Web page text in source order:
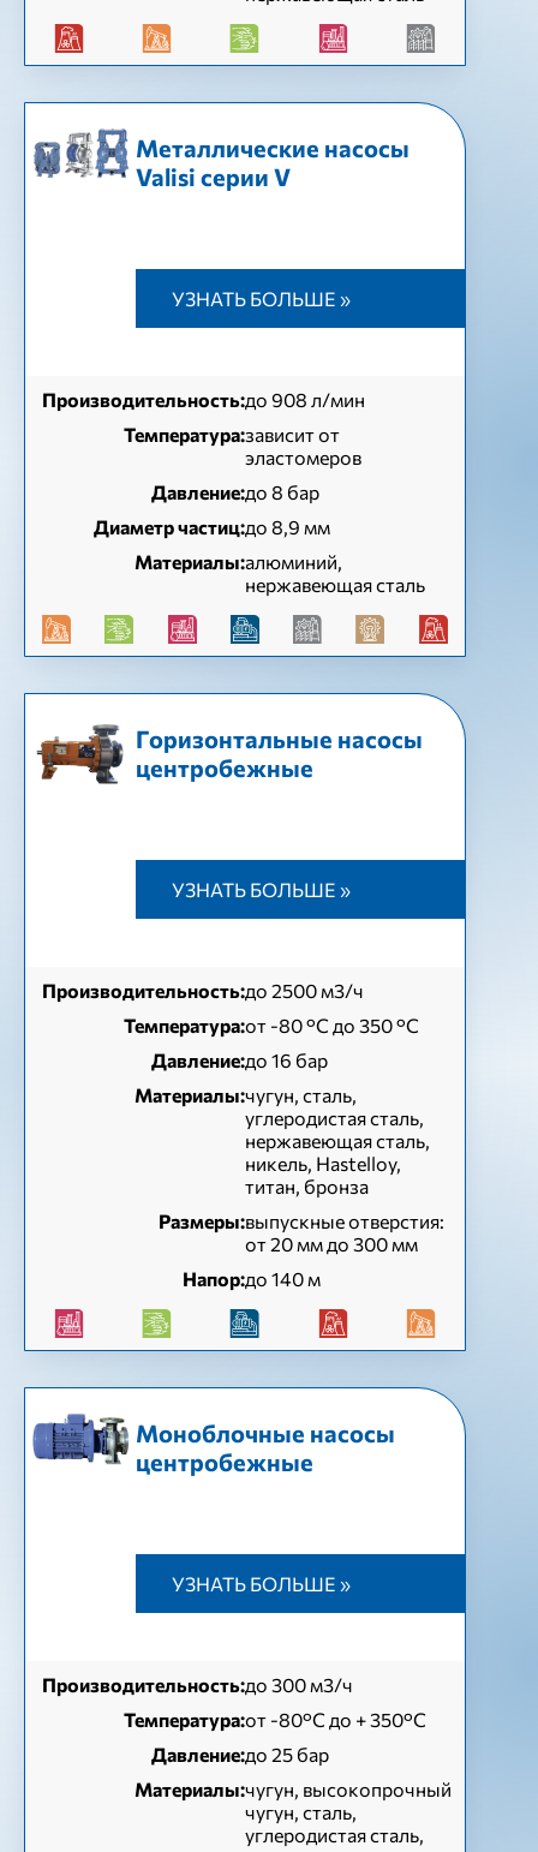
Металлические насосы
Valisi серии V
УЗНАТЬ БОЛЬШЕ »
Производительность:до 908 л/мин
Температура:зависит от
эластомеров
Давление:до 8 бар
Диаметр частиц:до 8,9 мм
Материалы:алюминий,
нержавеющая сталь
Горизонтальные насосы
центробежные
УЗНАТЬ БОЛЬШЕ »
Производительность:до 2500 м3/ч
Температура:от -80 °C до 350 °C
Давление:до 16 бар
Материалы:чугун, сталь,
углеродистая сталь,
нержавеющая сталь,
никель, Hastelloy,
титан, бронза
Размеры:выпускные отверстия:
от 20 мм до 300 мм
Напор:до 140 м
Моноблочные насосы
центробежные
УЗНАТЬ БОЛЬШЕ »
Производительность:до 300 м3/ч
Температура:от -80°C до + 350°C
Давление:до 25 бар
Материалы:чугун, высокопрочный
чугун, сталь,
углеродистая сталь,